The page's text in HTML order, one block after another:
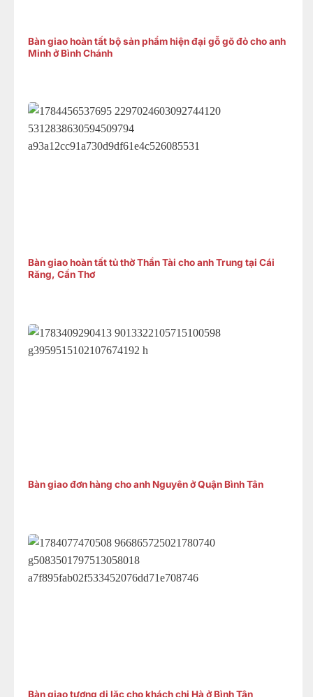
Bàn giao hoàn tất bộ sản phẩm hiện đại gỗ gõ đỏ cho anh
Minh ở Bình Chánh
Bàn giao hoàn tất tủ thờ Thần Tài cho anh Trung tại Cái
Răng, Cần Thơ
Bàn giao đơn hàng cho anh Nguyên ở Quận Bình Tân
Bàn giao tượng di lặc cho khách chị Hà ở Bình Tân